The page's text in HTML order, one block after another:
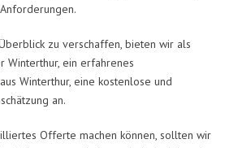
zu verschaffen, bieten wir als
Winterthur, ein erfahrenes
aus Winterthur, eine kostenlose und
an.
Offerte machen können, sollten wir